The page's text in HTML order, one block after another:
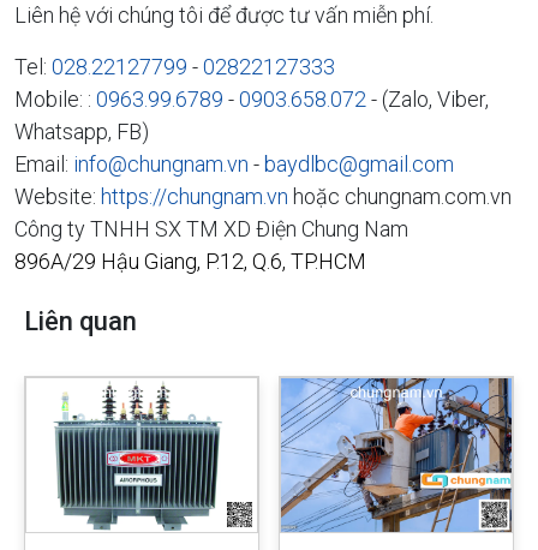
Liên hệ với chúng tôi để được tư vấn miễn phí.
Tel: 028.22127799 -02822127333
Mobile: : 0963.99.6789 -0903.658.072 - (Zalo, Viber,
Whatsapp, FB)
Email: info@chungnam.vn -baydlbc@gmail.com
Website: https://chungnam.vn hoặc chungnam.com.vn
Công ty TNHH SX TM XD Điện Chung Nam
896A/29 Hậu Giang, P.12, Q.6, TP.HCM
Liên quan